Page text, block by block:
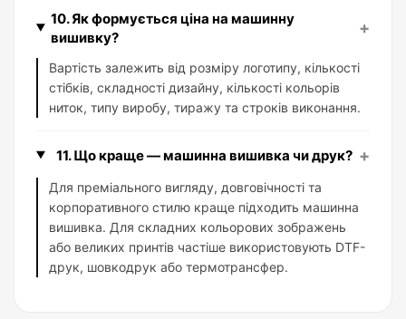
10. Як формується ціна на машинну
вишивку?
+
Вартість залежить від розміру логотипу, кількості
стібків, складності дизайну, кількості кольорів
ниток, типу виробу, тиражу та строків виконання.
11. Що краще — машинна вишивка чи друк? +
Для преміального вигляду, довговічності та
корпоративного стилю краще підходить машинна
вишивка. Для складних кольорових зображень
або великих принтів частіше використовують DTF-
друк, шовкодрук або термотрансфер.